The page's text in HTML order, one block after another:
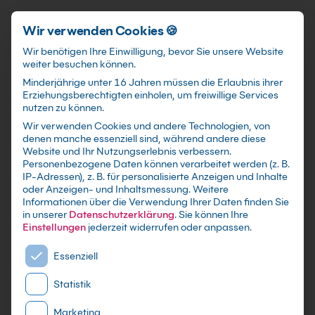
Förderungen training@kebel.de +49 231 5191986 Anmelden
Suchen
Zurück zum Seminar
Inhouse Anfrage
Visual Basic.NET Kurs Aufbaukurs
Schulungsdetails
Wir verwenden Cookies 🍪
Wir benötigen Ihre Einwilligung, bevor Sie unsere Website
weiter besuchen können.
Minderjährige unter 16 Jahren müssen die Erlaubnis ihrer
Erziehungsberechtigten einholen, um freiwillige Services
nutzen zu können.
Wir verwenden Cookies und andere Technologien, von
denen manche essenziell sind, während andere diese
Website und Ihr Nutzungserlebnis verbessern.
Personenbezogene Daten können verarbeitet werden (z. B.
IP-Adressen), z. B. für personalisierte Anzeigen und Inhalte
oder Anzeigen- und Inhaltsmessung.Weitere
Informationen über die Verwendung Ihrer Daten finden Sie
in unserer Datenschutzerklärung.Sie können Ihre
Einstellungen jederzeit widerrufen oder anpassen.
Es folgt eine Liste der Service-Gruppen, für die eine
Essenziell
Statistik
Marketing